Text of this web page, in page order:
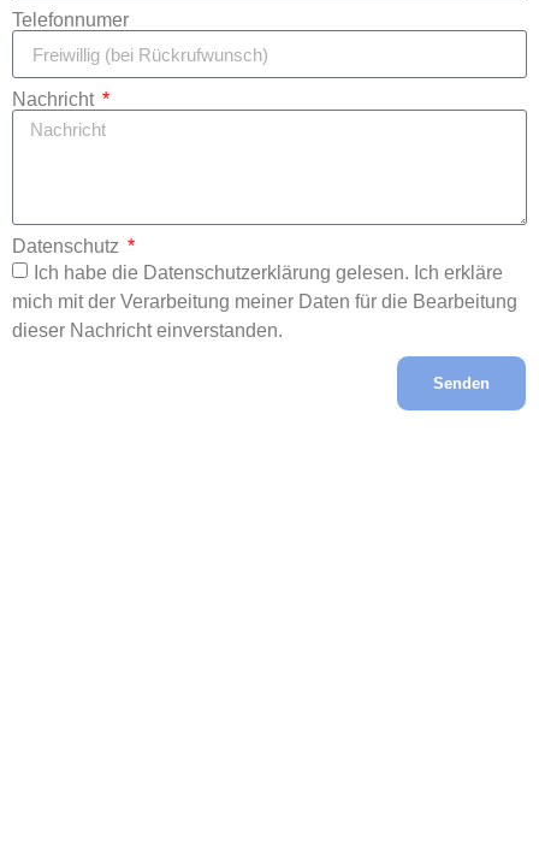
Telefonnumer
Nachricht
Datenschutz
Ich habe die Datenschutzerklärung gelesen. Ich erkläre
mich mit der Verarbeitung meiner Daten für die Bearbeitung
dieser Nachricht einverstanden.
Senden